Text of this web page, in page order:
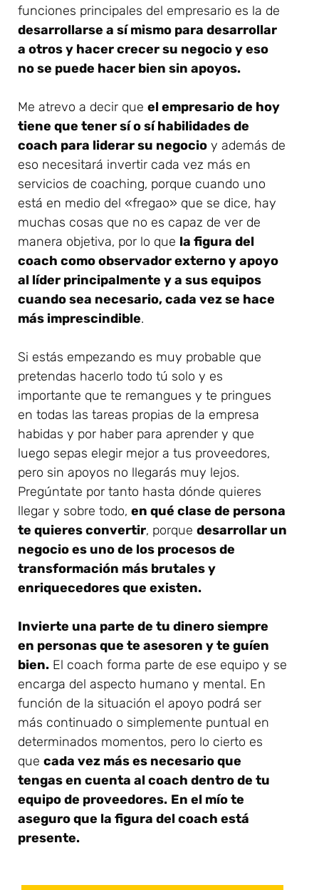
funciones principales del empresario es la de
desarrollarse a sí mismo para desarrollar
a otros y hacer crecer su negocio y eso
no se puede hacer bien sin apoyos.
Me atrevo a decir que el empresario de hoy
tiene que tener sí o sí habilidades de
coach para liderar su negocio y además de
eso necesitará invertir cada vez más en
servicios de coaching, porque cuando uno
está en medio del «fregao» que se dice, hay
muchas cosas que no es capaz de ver de
manera objetiva, por lo que la figura del
coach como observador externo y apoyo
al líder principalmente y a sus equipos
cuando sea necesario, cada vez se hace
más imprescindible.
Si estás empezando es muy probable que
pretendas hacerlo todo tú solo y es
importante que te remangues y te pringues
en todas las tareas propias de la empresa
habidas y por haber para aprender y que
luego sepas elegir mejor a tus proveedores,
pero sin apoyos no llegarás muy lejos.
Pregúntate por tanto hasta dónde quieres
llegar y sobre todo, en qué clase de persona
te quieres convertir, porque desarrollar un
negocio es uno de los procesos de
transformación más brutales y
enriquecedores que existen.
Invierte una parte de tu dinero siempre
en personas que te asesoren y te guíen
bien. El coach forma parte de ese equipo y se
encarga del aspecto humano y mental. En
función de la situación el apoyo podrá ser
más continuado o simplemente puntual en
determinados momentos, pero lo cierto es
que cada vez más es necesario que
tengas en cuenta al coach dentro de tu
equipo de proveedores. En el mío te
aseguro que la figura del coach está
presente.